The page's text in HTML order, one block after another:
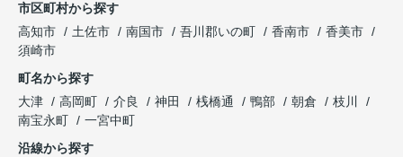
市区町村から探す
高知市
土佐市 南国市 吾川郡いの町 香南市
香美市
須崎市
町名から探す
大津
高岡町 介良 神田 桟橋通 鴨部 朝倉
枝川
南宝永町
一宮中町
沿線から探す